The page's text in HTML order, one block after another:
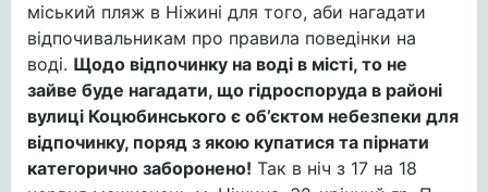
міський пляж в Ніжині для того, аби нагадати
відпочивальникам про правила поведінки на
воді. Щодо відпочинку на воді в місті, то не
зайве буде нагадати, що гідроспоруда в районі
вулиці Коцюбинського є об’єктом небезпеки для
відпочинку, поряд з якою купатися та пірнати
категорично заборонено! Так в ніч з 17 на 18